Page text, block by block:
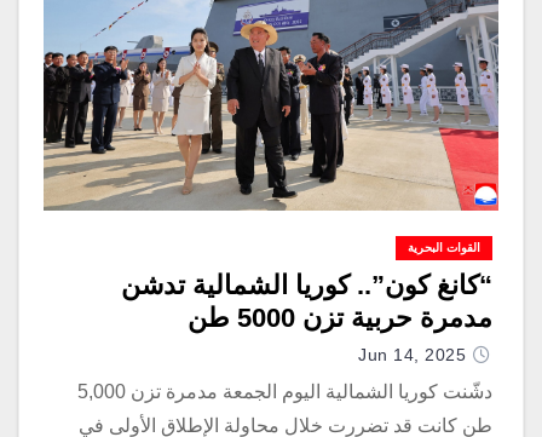
القوات البحرية
“كانغ كون”.. كوريا الشمالية تدشن
مدمرة حربية تزن 5000 طن
Jun 14, 2025
دشّنت كوريا الشمالية اليوم الجمعة مدمرة تزن 5,000
طن كانت قد تضررت خلال محاولة الإطلاق الأولى في